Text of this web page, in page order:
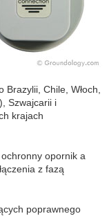
Chile, Włoch,
Szwajcarii i
krajach
opornik a
z fazą
poprawnego